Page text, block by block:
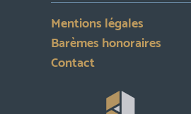
Mentions légales
Barèmes honoraires
Contact